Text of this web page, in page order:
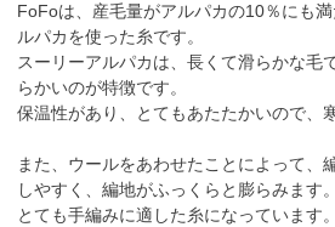
FoFoは、産毛量がアルパカの10％にも
ルパカを使った糸です。
スーリーアルパカは、長くて滑らかな毛
らかいのが特徴です。
保温性があり、とてもあたたかいので、
また、ウールをあわせたことによって、
しやすく、編地がふっくらと膨らみます。
とても手編みに適した糸になっています。